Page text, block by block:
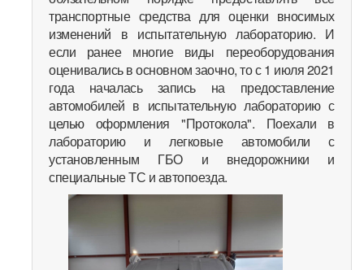
транспортные средства для оценки вносимых
изменений в испытательную лабораторию. И
если ранее многие виды переоборудования
оценивались в основном заочно, то с 1 июля 2021
года началась запись на предоставление
автомобилей в испытательную лабораторию с
целью оформления "Протокола". Поехали в
лабораторию и легковые автомобили с
установленным ГБО и внедорожники и
специальные ТС и автопоезда.